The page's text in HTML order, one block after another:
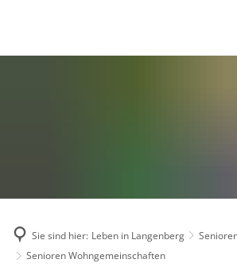
Sie sind hier: Leben in Langenberg
Senioren Wohngemeinschaften